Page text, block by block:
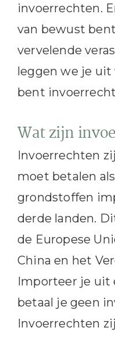
invoerrechten.
van bewust
vervelende
leggen we je
bent
Wat zijn
Invoerrechten
moet betalen
grondstoffen
derde landen.
de Europese
China en het
Importeer je uit
betaal je geen
Invoerrechten